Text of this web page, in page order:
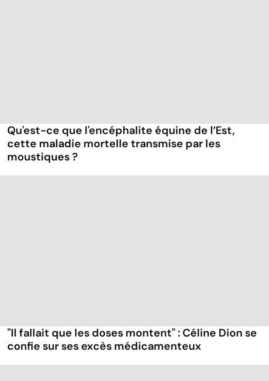
Qu'est-ce que l'encéphalite équine de l’Est,
cette maladie mortelle transmise par les
moustiques ?
"Il fallait que les doses montent" : Céline Dion se
confie sur ses excès médicamenteux